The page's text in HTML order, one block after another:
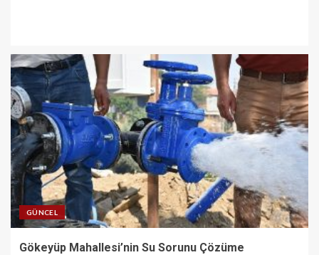
GÜNCEL
Gökeyüp Mahallesi’nin Su Sorunu Çözüme